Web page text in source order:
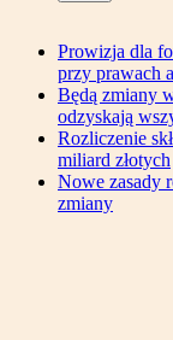
Prowizja dla
przy prawach
Będą zmiany
odzyskają
Rozliczenie
miliard złotych
Nowe zasady
zmiany